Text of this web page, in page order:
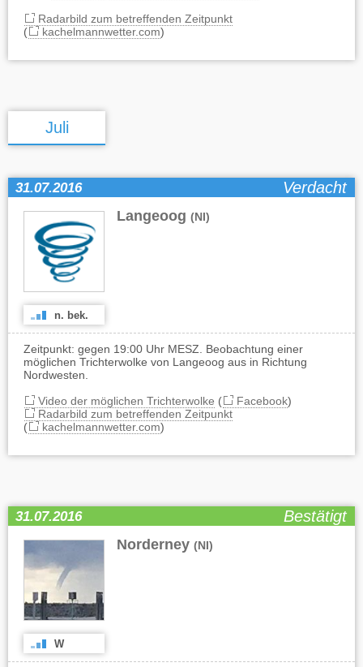
Radarbild zum betreffenden Zeitpunkt
(
kachelmannwetter.com)
Juli
31.07.2016 Verdacht
Langeoog (NI)
n. bek.
Zeitpunkt: gegen 19:00 Uhr MESZ. Beobachtung einer
möglichen Trichterwolke von Langeoog aus in Richtung
Nordwesten.
Video der möglichen Trichterwolke ( Facebook)
Radarbild zum betreffenden Zeitpunkt
(
kachelmannwetter.com)
31.07.2016 Bestätigt
Norderney (NI)
W